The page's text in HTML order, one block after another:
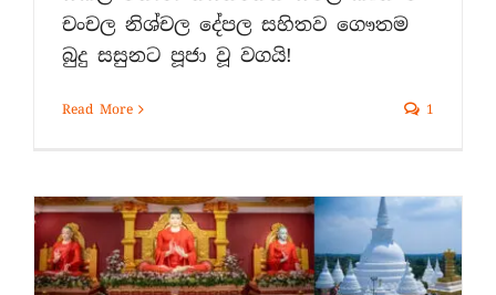
චංචල නිශ්චල දේපල සහිතව ගෞතම
බුදු සසුනට පූජා වූ වගයි!
Read More 1